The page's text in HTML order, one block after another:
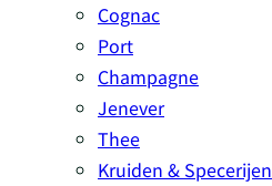
Cognac
Port
Champagne
Jenever
Thee
Kruiden & Specerijen